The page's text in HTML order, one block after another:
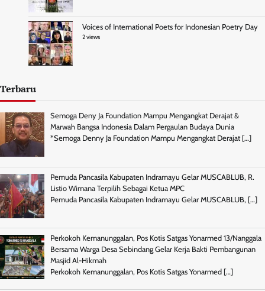
Voices of International Poets for Indonesian Poetry Day
2 views
Terbaru
Semoga Deny Ja Foundation Mampu Mengangkat Derajat &
Marwah Bangsa Indonesia Dalam Pergaulan Budaya Dunia
*Semoga Denny Ja Foundation Mampu Mengangkat Derajat […]
Pemuda Pancasila Kabupaten Indramayu Gelar MUSCABLUB, R.
Listio Wimana Terpilih Sebagai Ketua MPC
Pemuda Pancasila Kabupaten Indramayu Gelar MUSCABLUB, […]
Perkokoh Kemanunggalan, Pos Kotis Satgas Yonarmed 13/Nanggala
Bersama Warga Desa Sebindang Gelar Kerja Bakti Pembangunan
Masjid Al-Hikmah
Perkokoh Kemanunggalan, Pos Kotis Satgas Yonarmed […]